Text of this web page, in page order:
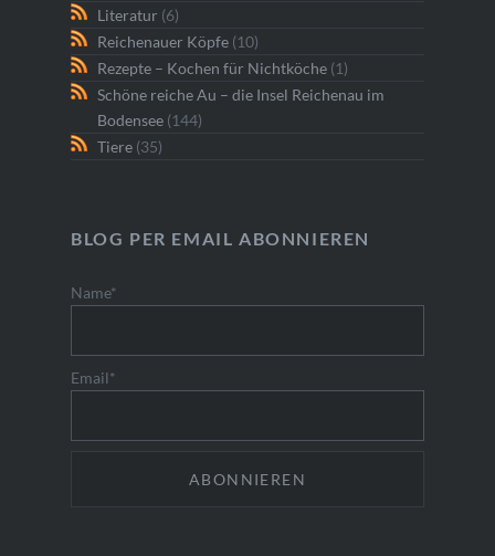
Literatur (6)
Reichenauer Köpfe(10)
Rezepte – Kochen für Nichtköche(1)
Schöne reiche Au – die Insel Reichenau im
Bodensee(144)
Tiere(35)
BLOG PER EMAIL ABONNIEREN
Name*
Email*